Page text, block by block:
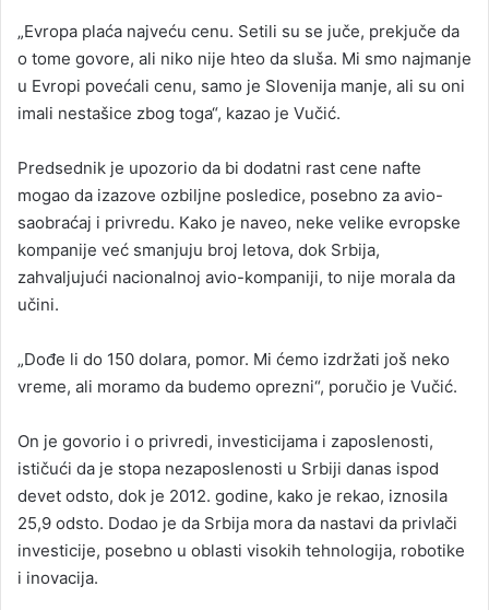
„Evropa plaća najveću cenu. Setili su se juče, prekjuče da
o tome govore, ali niko nije hteo da sluša. Mi smo najmanje
u Evropi povećali cenu, samo je Slovenija manje, ali su oni
imali nestašice zbog toga“, kazao je Vučić.
Predsednik je upozorio da bi dodatni rast cene nafte
mogao da izazove ozbiljne posledice, posebno za avio-
saobraćaj i privredu. Kako je naveo, neke velike evropske
kompanije već smanjuju broj letova, dok Srbija,
zahvaljujući nacionalnoj avio-kompaniji, to nije morala da
učini.
„Dođe li do 150 dolara, pomor. Mi ćemo izdržati još neko
vreme, ali moramo da budemo oprezni“, poručio je Vučić.
On je govorio i o privredi, investicijama i zaposlenosti,
ističući da je stopa nezaposlenosti u Srbiji danas ispod
devet odsto, dok je 2012. godine, kako je rekao, iznosila
25,9 odsto. Dodao je da Srbija mora da nastavi da privlači
investicije, posebno u oblasti visokih tehnologija, robotike
i inovacija.